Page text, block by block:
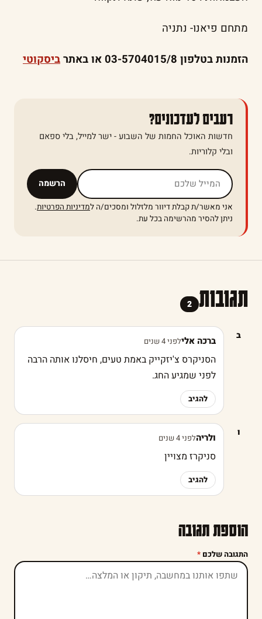
מתחם פיאנו- נתניה
הזמנות בטלפון
ביסקוטי
רעבים לעדכונים?
חדשות האוכל החמות של השבוע - ישר למייל, בלי ספאם
ובלי קלוריות.
הרשמה אל תמלאו שדה זה
אני מאשר/ת קבלת דיוור מלזלול ומסכים/ה למדיניות הפרטיות.
ניתן להסיר מהרשימה בכל עת.
תגובות 2
ב ברכה אלילפני 4 שנים
הסניקרס צ'יזקייק באמת טעים, חיסלנו אותה הרבה
לפני שמגיע החג.
להגיב
ו ולריהלפני 4 שנים
סניקרז מצויין
להגיב
הוספת תגובה
התגובה שלכם *